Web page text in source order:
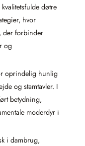
døtre
hvor
der forbinder
og
oprindelig hunlig
og stamtavler. I
betydning,
moderdyr i
i dambrug,